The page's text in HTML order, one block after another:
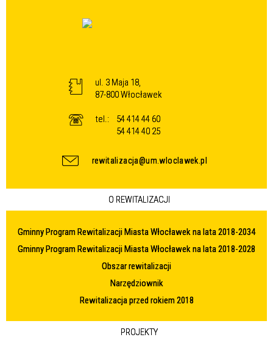
ul. 3 Maja 18,
87-800 Włocławek
tel.:
54 414 44 60
54 414 40 25
rewitalizacja@um.wloclawek.pl
O REWITALIZACJI
Gminny Program Rewitalizacji Miasta Włocławek na lata 2018-2034
Gminny Program Rewitalizacji Miasta Włocławek na lata 2018-2028
Obszar rewitalizacji
Narzędziownik
Rewitalizacja przed rokiem 2018
PROJEKTY